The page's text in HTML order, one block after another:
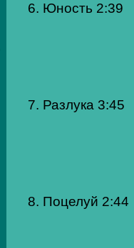
6. Юность 2:39
7. Разлука 3:45
8. Поцелуй 2:44